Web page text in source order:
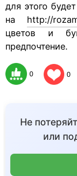
для этого
на http://
цветов и
предпочтение.
0 0
Не
или